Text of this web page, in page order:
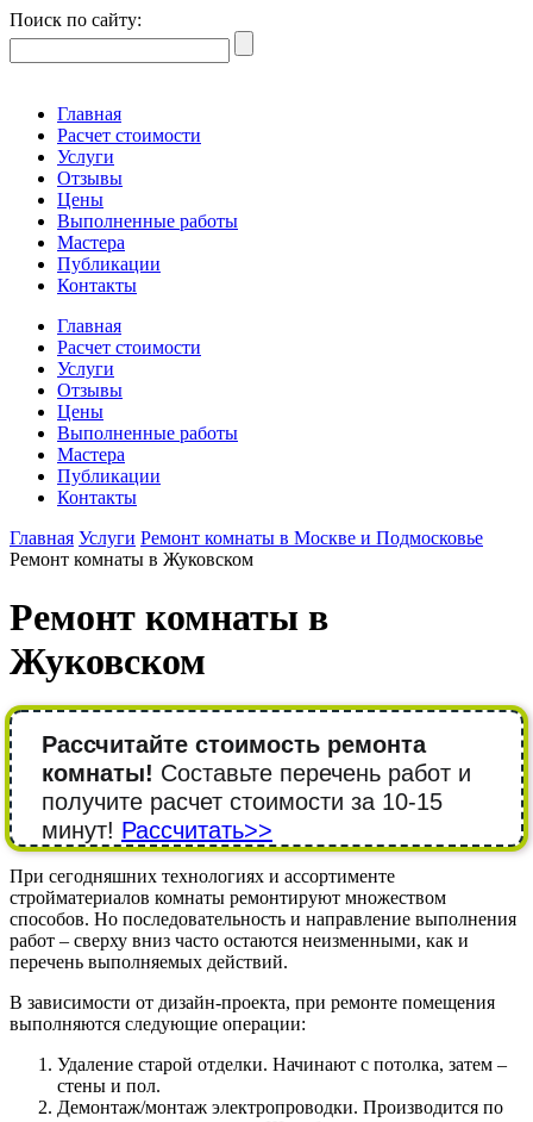
Поиск по сайту:
Главная
Расчет стоимости
Услуги
Отзывы
Цены
Выполненные работы
Мастера
Публикации
Контакты
Главная
Расчет стоимости
Услуги
Отзывы
Цены
Выполненные работы
Мастера
Публикации
Контакты
Главная Услуги Ремонт комнаты в Москве и Подмосковье
Ремонт комнаты в Жуковском
Ремонт комнаты в
Жуковском
Рассчитайте стоимость ремонта
комнаты! Составьте перечень работ и
получите расчет стоимости за 10-15
минут! Рассчитать>>
При сегодняшних технологиях и ассортименте
стройматериалов комнаты ремонтируют множеством
способов. Но последовательность и направление выполнения
работ – сверху вниз часто остаются неизменными, как и
перечень выполняемых действий.
В зависимости от дизайн-проекта, при ремонте помещения
выполняются следующие операции:
Удаление старой отделки. Начинают с потолка, затем –
стены и пол.
Демонтаж/монтаж электропроводки. Производится по